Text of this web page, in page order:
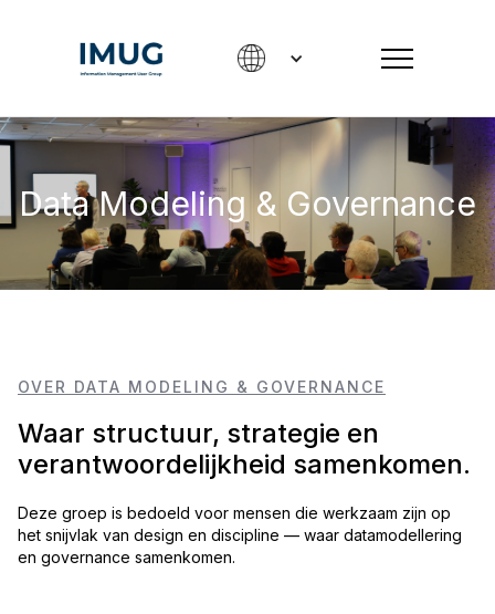
Data Modeling & Governance
OVER DATA MODELING & GOVERNANCE
Waar structuur, strategie en
verantwoordelijkheid samenkomen.
Deze groep is bedoeld voor mensen die werkzaam zijn op
het snijvlak van design en discipline — waar datamodellering
en governance samenkomen.